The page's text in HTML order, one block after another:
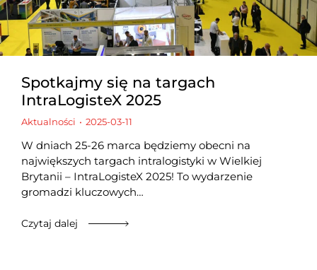
Spotkajmy się na targach
IntraLogisteX 2025
Aktualności 2025-03-11
W dniach 25-26 marca będziemy obecni na
największych targach intralogistyki w Wielkiej
Brytanii – IntraLogisteX 2025! To wydarzenie
gromadzi kluczowych…
Czytaj dalej